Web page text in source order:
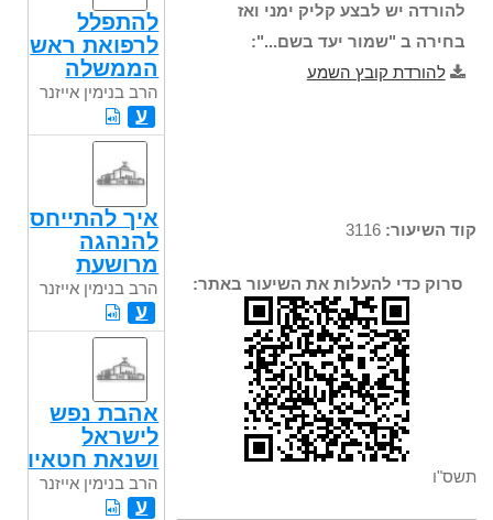
להורדה יש לבצע קליק ימני ואז
בחירה ב "שמור יעד בשם...":
להורדת קובץ השמע
קוד השיעור:
סרוק כדי להעלות את השיעור באתר:
תשס"ו
להתפלל
לרפואת ראש
הממשלה
הרב בנימין אייזנר
ע
איך להתייחס
להנהגה
מרושעת
הרב בנימין אייזנר
ע
אהבת נפש
לישראל
ושנאת חטאיו
הרב בנימין אייזנר
ע